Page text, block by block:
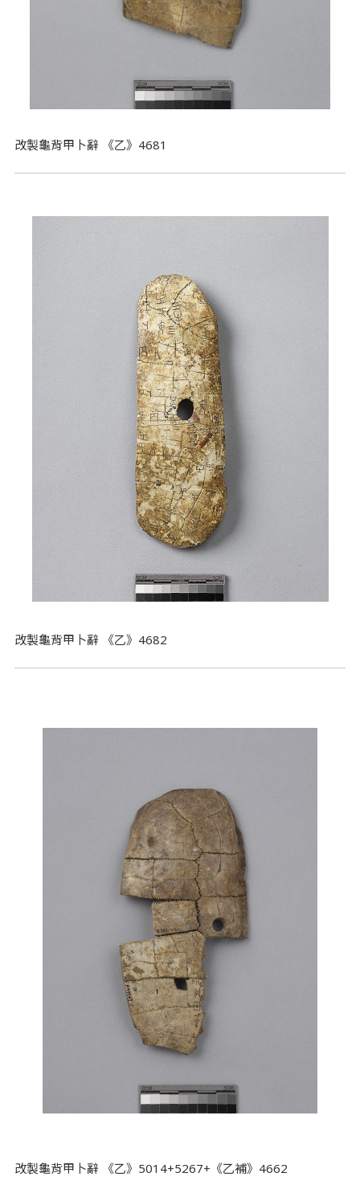
改製龜背甲卜辭 《乙》4681
改製龜背甲卜辭 《乙》4682
改製龜背甲卜辭 《乙》5014+5267+《乙補》4662